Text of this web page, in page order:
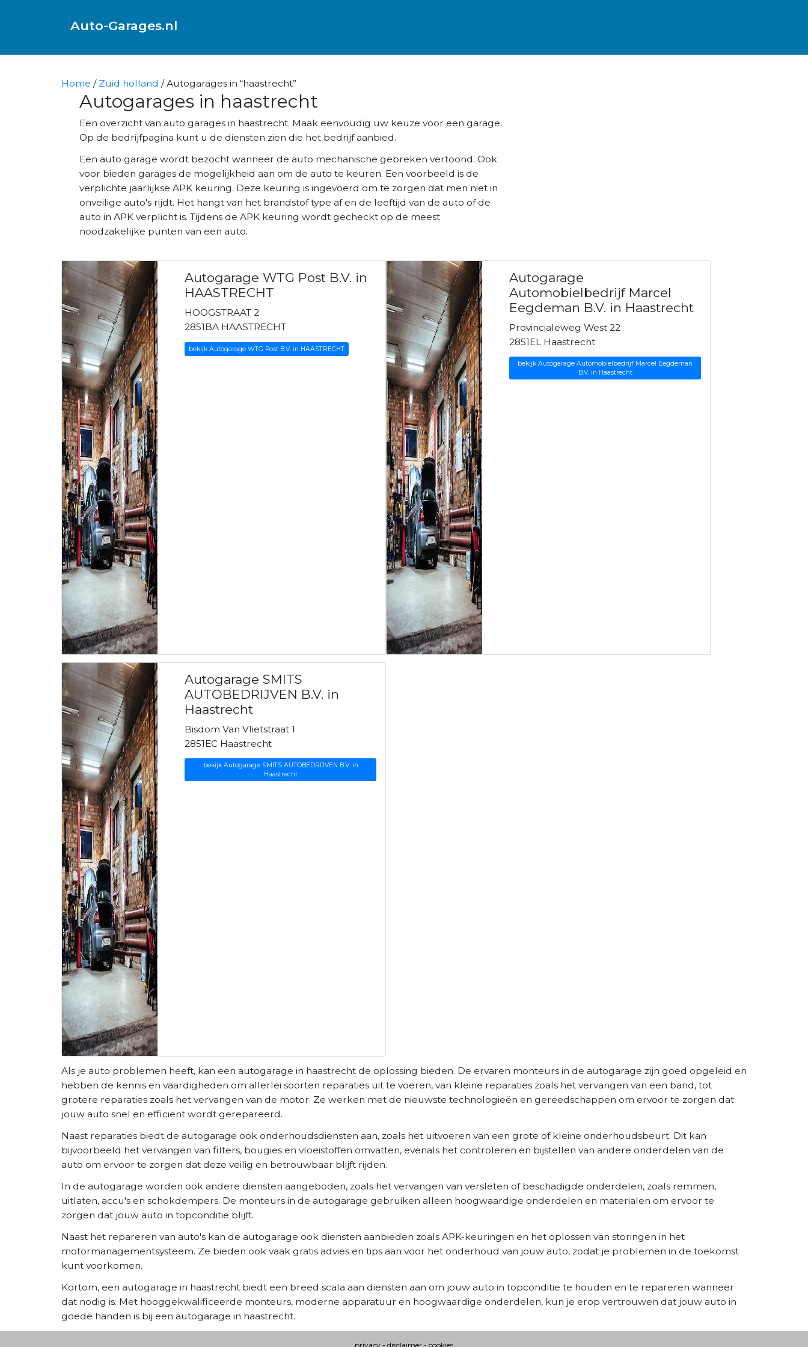
Auto-Garages.nl
Home / Zuid holland / Autogarages in “haastrecht”
Autogarages in haastrecht
Een overzicht van auto garages in haastrecht. Maak eenvoudig uw keuze voor een garage.
Op de bedrijfpagina kunt u de diensten zien die het bedrijf aanbied.
Een auto garage wordt bezocht wanneer de auto mechanische gebreken vertoond. Ook
voor bieden garages de mogelijkheid aan om de auto te keuren. Een voorbeeld is de
verplichte jaarlijkse APK keuring. Deze keuring is ingevoerd om te zorgen dat men niet in
onveilige auto's rijdt. Het hangt van het brandstof type af en de leeftijd van de auto of de
auto in APK verplicht is. Tijdens de APK keuring wordt gecheckt op de meest
noodzakelijke punten van een auto.
Autogarage WTG Post B.V. in
HAASTRECHT
HOOGSTRAAT 2
2851BA HAASTRECHT
bekijk Autogarage WTG Post B.V. in HAASTRECHT
Autogarage
Automobielbedrijf Marcel
Eegdeman B.V. in Haastrecht
Provincialeweg West 22
2851EL Haastrecht
bekijk Autogarage Automobielbedrijf Marcel Eegdeman
B.V. in Haastrecht
Autogarage SMITS
AUTOBEDRIJVEN B.V. in
Haastrecht
Bisdom Van Vlietstraat 1
2851EC Haastrecht
bekijk Autogarage SMITS AUTOBEDRIJVEN B.V. in
Haastrecht
Als je auto problemen heeft, kan een autogarage in haastrecht de oplossing bieden. De ervaren monteurs in de autogarage zijn goed opgeleid en
hebben de kennis en vaardigheden om allerlei soorten reparaties uit te voeren, van kleine reparaties zoals het vervangen van een band, tot
grotere reparaties zoals het vervangen van de motor. Ze werken met de nieuwste technologieën en gereedschappen om ervoor te zorgen dat
jouw auto snel en efficiënt wordt gerepareerd.
Naast reparaties biedt de autogarage ook onderhoudsdiensten aan, zoals het uitvoeren van een grote of kleine onderhoudsbeurt. Dit kan
bijvoorbeeld het vervangen van filters, bougies en vloeistoffen omvatten, evenals het controleren en bijstellen van andere onderdelen van de
auto om ervoor te zorgen dat deze veilig en betrouwbaar blijft rijden.
In de autogarage worden ook andere diensten aangeboden, zoals het vervangen van versleten of beschadigde onderdelen, zoals remmen,
uitlaten, accu's en schokdempers. De monteurs in de autogarage gebruiken alleen hoogwaardige onderdelen en materialen om ervoor te
zorgen dat jouw auto in topconditie blijft.
Naast het repareren van auto's kan de autogarage ook diensten aanbieden zoals APK-keuringen en het oplossen van storingen in het
motormanagementsysteem. Ze bieden ook vaak gratis advies en tips aan voor het onderhoud van jouw auto, zodat je problemen in de toekomst
kunt voorkomen.
Kortom, een autogarage in haastrecht biedt een breed scala aan diensten aan om jouw auto in topconditie te houden en te repareren wanneer
dat nodig is. Met hooggekwalificeerde monteurs, moderne apparatuur en hoogwaardige onderdelen, kun je erop vertrouwen dat jouw auto in
goede handen is bij een autogarage in haastrecht.
privacy - disclaimer - cookies